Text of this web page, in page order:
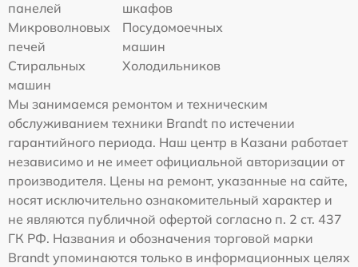
панелей
шкафов
Микроволновых
печей
Посудомоечных
машин
Стиральных
машин
Холодильников
Мы занимаемся ремонтом и техническим
обслуживанием техники Brandt по истечении
гарантийного периода. Наш центр в Казани работает
независимо и не имеет официальной авторизации от
производителя. Цены на ремонт, указанные на сайте,
носят исключительно ознакомительный характер и
не являются публичной офертой согласно п. 2 ст. 437
ГК РФ. Названия и обозначения торговой марки
Brandt упоминаются только в информационных целях